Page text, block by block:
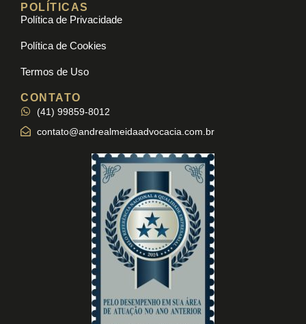
POLÍTICAS
Política de Privacidade
Política de Cookies
Termos de Uso
CONTATO
(41) 99859-8012
contato@andrealmeidaadvocacia.com.br